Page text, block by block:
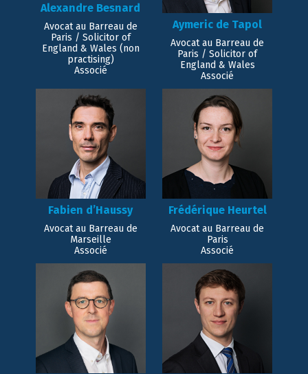
Alexandre Besnard
Avocat au Barreau de
Paris / Solicitor of
England & Wales (non
practising)
Associé
Aymeric de Tapol
Avocat au Barreau de
Paris / Solicitor of
England & Wales
Associé
Fabien d’Haussy
Avocat au Barreau de
Marseille
Associé
Frédérique Heurtel
Avocat au Barreau de
Paris
Associé